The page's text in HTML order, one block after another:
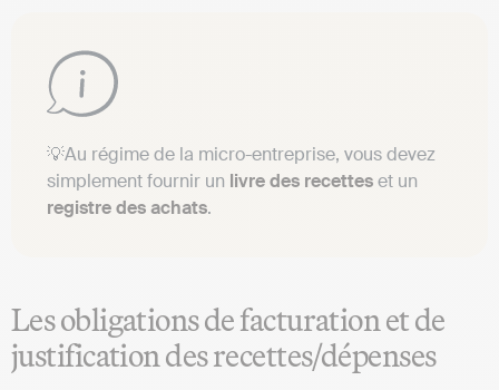
💡Au régime de la micro-entreprise, vous devez
simplement fournir un livre des recetteset un
registre des achats.
Les obligations de facturation et de
justification des recettes/dépenses